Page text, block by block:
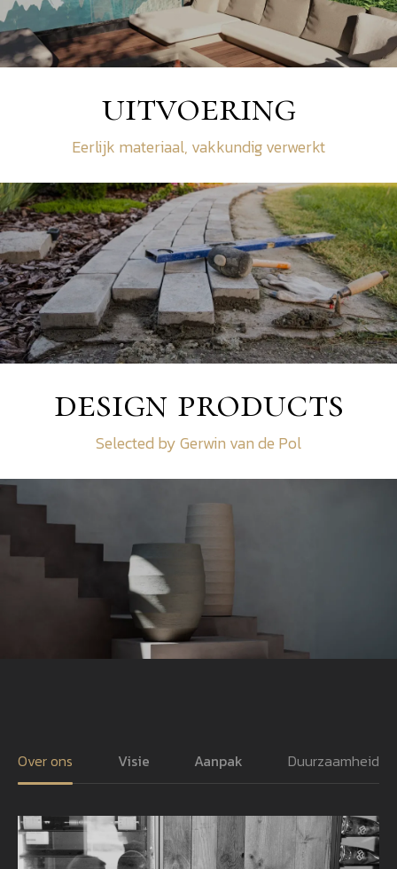
uitvoering
Eerlijk materiaal, vakkundig verwerkt
design products
Selected by Gerwin van de Pol
Over ons Visie Aanpak Duurzaamheid